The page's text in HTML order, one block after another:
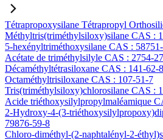
Tétrapropoxysilane Tétrapropyl
Méthyltris(triméthylsiloxy)silane CAS :
5-hexényltriméthoxysilane CAS :
Acétate de triméthylsilyle CAS : 2754-
Décaméthyltétrasiloxane CAS : 141-62-8
Octaméthyltrisiloxane CAS : 107-51-7
Tris(triméthylsiloxy)chlorosilane CAS :
Acide triéthoxysilylpropylmaléamique
2-Hydroxy-4-(3-
79876-59-8
Chloro-diméthyl-(2-naphtalényl-2-